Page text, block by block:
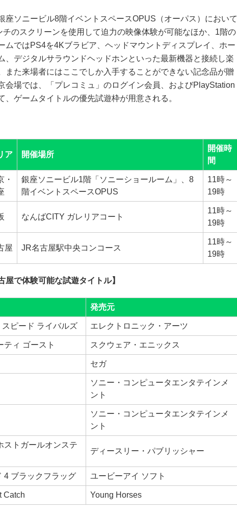
ソニービル8階イベントスペースOPUS（オーパス）において
チのスクリーンを使用して迫力の映像体験が可能なほか、1階の
ムではPS4を4Kブラビア、ヘッドマウントディスプレイ、ホー
、デジタルサラウンドヘッドホンといった最新機器と接続し楽
また来場者にはここでしか入手することができない記念品が贈
会場では、「プレコミュ」のログイン会員、およびPlayStation
、ゲームタイトルの優先試遊枠が用意される。
ア 開催場所
開催時
間
・
銀座ソニービル1階「ソニーショールーム」、8
階イベントスペースOPUS
11時～
19時
なんばCITY ガレリアコート
11時～
19時
屋 JR名古屋駅中央コンコース
11時～
19時
屋で体験可能な試遊タイトル】
発売元
ピード ライバルズ エレクトロニック・アーツ
ティ ゴースト スクウェア・エニックス
セガ
ソニー・コンピュータエンタテインメ
ント
ソニー・コンピュータエンタテインメ
ント
ストガールオンステ
ディースリー・パブリッシャー
4 ブラックフラッグ ユービーアイ ソフト
Catch Young Horses